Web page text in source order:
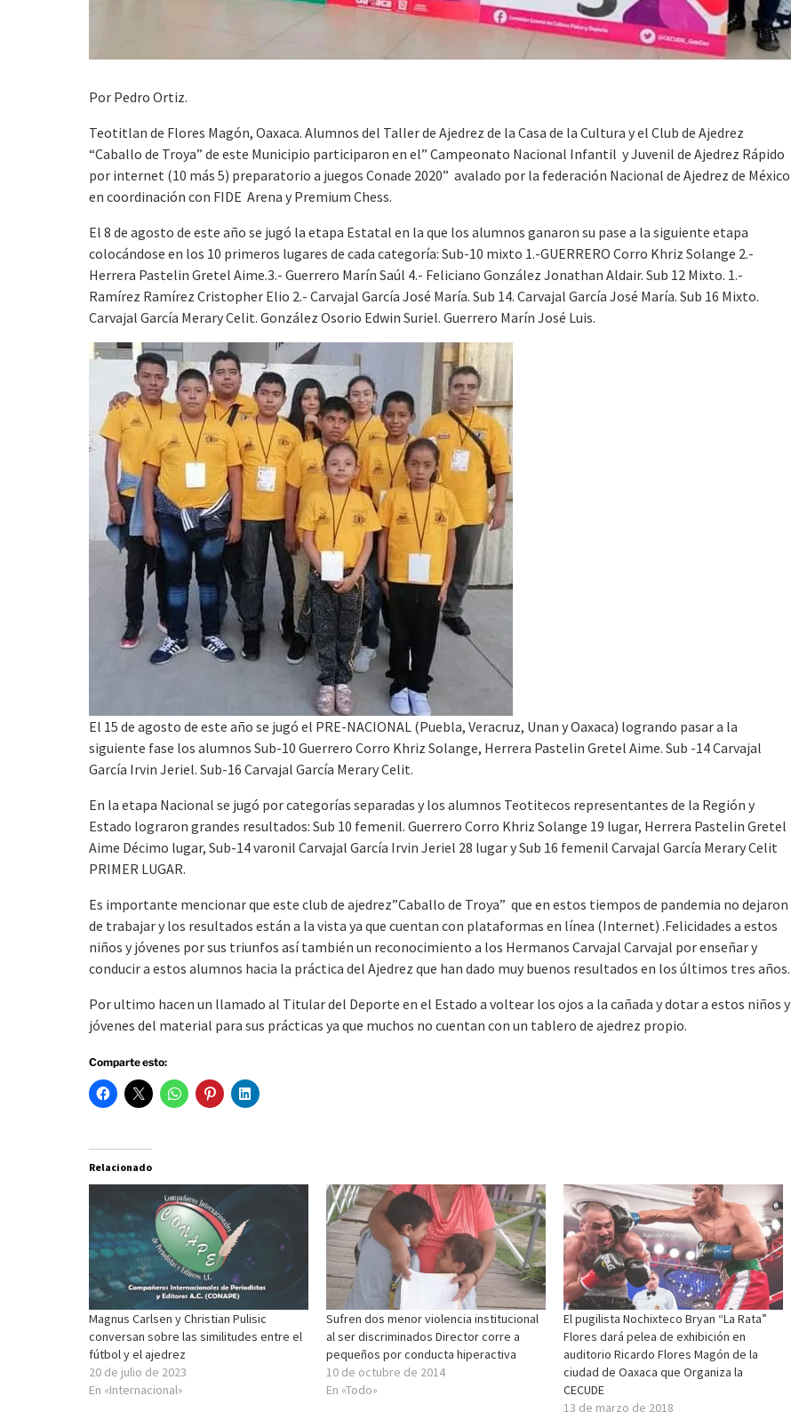
Por Pedro Ortiz.
Teotitlan de Flores Magón, Oaxaca. Alumnos del Taller de Ajedrez de la Casa de la Cultura y el Club de Ajedrez
“Caballo de Troya” de este Municipio participaron en el” Campeonato Nacional Infantil y Juvenil de Ajedrez Rápido
por internet (10 más 5) preparatorio a juegos Conade 2020” avalado por la federación Nacional de Ajedrez de México
en coordinación con FIDE Arena y Premium Chess.
El 8 de agosto de este año se jugó la etapa Estatal en la que los alumnos ganaron su pase a la siguiente etapa
colocándose en los 10 primeros lugares de cada categoría: Sub-10 mixto 1.-GUERRERO Corro Khriz Solange 2.-
Herrera Pastelin Gretel Aime.3.- Guerrero Marín Saúl 4.- Feliciano González Jonathan Aldair. Sub 12 Mixto. 1.-
Ramírez Ramírez Cristopher Elio 2.- Carvajal García José María. Sub 14. Carvajal García José María. Sub 16 Mixto.
Carvajal García Merary Celit. González Osorio Edwin Suriel. Guerrero Marín José Luis.
El 15 de agosto de este año se jugó el PRE-NACIONAL (Puebla, Veracruz, Unan y Oaxaca) logrando pasar a la
siguiente fase los alumnos Sub-10 Guerrero Corro Khriz Solange, Herrera Pastelin Gretel Aime. Sub -14 Carvajal
García Irvin Jeriel. Sub-16 Carvajal García Merary Celit.
En la etapa Nacional se jugó por categorías separadas y los alumnos Teotitecos representantes de la Región y
Estado lograron grandes resultados: Sub 10 femenil. Guerrero Corro Khriz Solange 19 lugar, Herrera Pastelin Gretel
Aime Décimo lugar, Sub-14 varonil Carvajal García Irvin Jeriel 28 lugar y Sub 16 femenil Carvajal García Merary Celit
PRIMER LUGAR.
Es importante mencionar que este club de ajedrez”Caballo de Troya” que en estos tiempos de pandemia no dejaron
de trabajar y los resultados están a la vista ya que cuentan con plataformas en línea (Internet) .Felicidades a estos
niños y jóvenes por sus triunfos así también un reconocimiento a los Hermanos Carvajal Carvajal por enseñar y
conducir a estos alumnos hacia la práctica del Ajedrez que han dado muy buenos resultados en los últimos tres años.
Por ultimo hacen un llamado al Titular del Deporte en el Estado a voltear los ojos a la cañada y dotar a estos niños y
jóvenes del material para sus prácticas ya que muchos no cuentan con un tablero de ajedrez propio.
Comparte esto:
Relacionado
Magnus Carlsen y Christian Pulisic
conversan sobre las similitudes entre el
fútbol y el ajedrez
20 de julio de 2023
En «Internacional»
Sufren dos menor violencia institucional
al ser discriminados Director corre a
pequeños por conducta hiperactiva
10 de octubre de 2014
En «Todo»
El pugilista Nochixteco Bryan “La Rata”
Flores dará pelea de exhibición en
auditorio Ricardo Flores Magón de la
ciudad de Oaxaca que Organiza la
CECUDE
13 de marzo de 2018